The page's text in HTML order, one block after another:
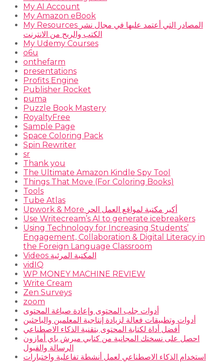
My AI Account
My Amazon eBook
My Resources المصادر التي أعتمد عليها في مجال نشر
الكتب والربح من الانترنت
My Udemy Courses
o6u
onthefarm
presentations
Profits Engine
Publisher Rocket
puma
Puzzle Book Mastery
RoyaltyFree
Sample Page
Space Coloring Pack
Spin Rewriter
sr
Thank you
The Ultimate Amazon Kindle Spy Tool
Things That Move (For Coloring Books)
Tools
Tube Atlas
Upwork & More أكبر مكتبة لمواقع العمل الحر
Use Writecream’s AI to generate icebreakers
Using Technology for Increasing Students’
Engagement, Collaboration & Digital Literacy in
the Foreign Language Classroom
Videos المكتبة المرئية
vidIQ
WP MONEY MACHINE REVIEW
Write Cream
Zen Surveys
zoom
أدوات جلب المحتوى وإعادة صياغة المحتوى
أدوات وتطبيقات فعالة لزيادة إنتاجية المعلمين والباحثين
أفضل أداة لكتابة المحتوى بتقنية الذكاء الاصطناعي
احصل على نسختك المجانية من كتابي ميرش باي أمازون
الرسالة والقبول
استخدام الذكاء الاصطناعي لعمل أنشطة تفاعلية واختبارات